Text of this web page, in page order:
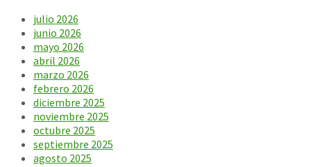
julio 2026
junio 2026
mayo 2026
abril 2026
marzo 2026
febrero 2026
diciembre 2025
noviembre 2025
octubre 2025
septiembre 2025
agosto 2025